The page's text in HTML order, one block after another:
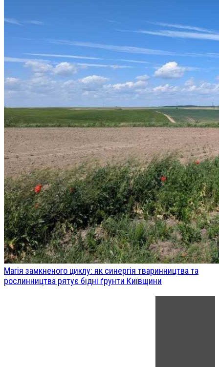
Магія замкненого циклу: як синергія тваринництва та
рослинництва рятує бідні ґрунти Київщини